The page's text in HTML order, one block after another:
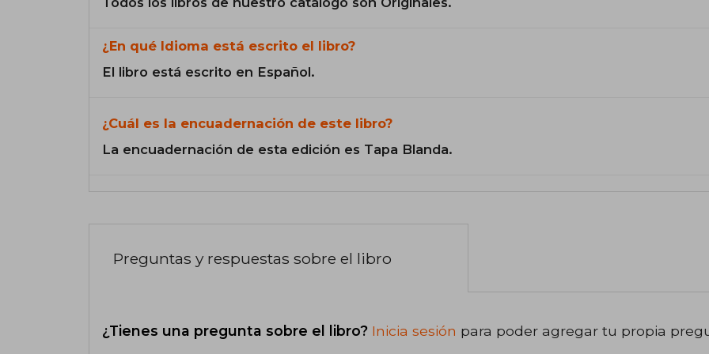
¿En qué Idioma está escrito el libro?
El libro está escrito en Español.
¿Cuál es la encuadernación de este libro?
La encuadernación de esta edición es Tapa Blanda.
Preguntas y respuestas sobre el libro
¿Tienes una pregunta sobre el libro? Inicia sesión para poder agregar tu propia